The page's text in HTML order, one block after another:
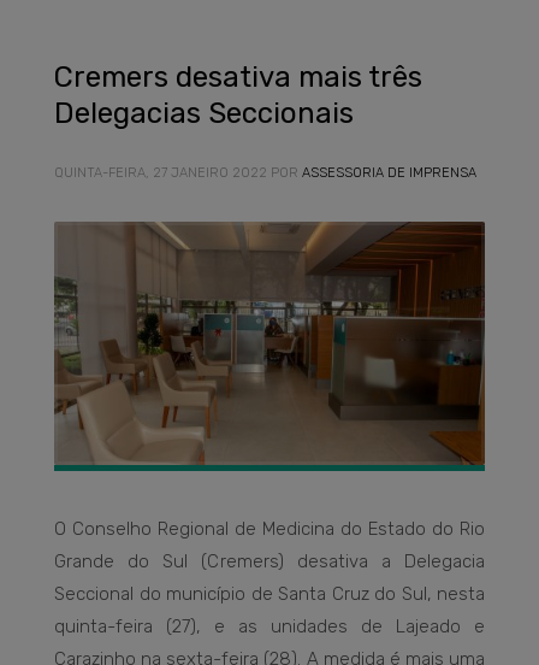
Cremers desativa mais três
Delegacias Seccionais
QUINTA-FEIRA, 27 JANEIRO 2022 POR ASSESSORIA DE IMPRENSA
O Conselho Regional de Medicina do Estado do Rio
Grande do Sul (Cremers) desativa a Delegacia
Seccional do município de Santa Cruz do Sul, nesta
quinta-feira (27), e as unidades de Lajeado e
Carazinho na sexta-feira (28). A medida é mais uma